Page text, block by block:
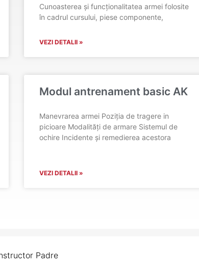
Cunoasterea și funcționalitatea armei folosite
în cadrul cursului, piese componente,
VEZI DETALII »
Modul antrenament basic AK
Manevrarea armei Poziția de tragere in
picioare Modalități de armare Sistemul de
ochire Incidente și remedierea acestora
VEZI DETALII »
Padre